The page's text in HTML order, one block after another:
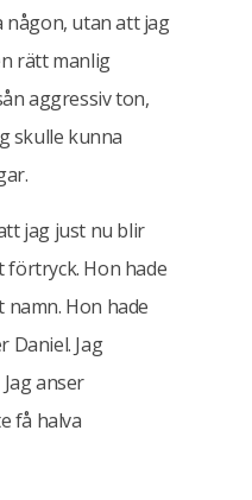
någon, utan att jag
rätt manlig
aggressiv ton,
skulle kunna
jag just nu blir
förtryck. Hon hade
Hon hade
Daniel. Jag
anser
få halva